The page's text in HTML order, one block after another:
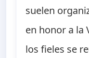
suelen
en honor a la
los fieles se